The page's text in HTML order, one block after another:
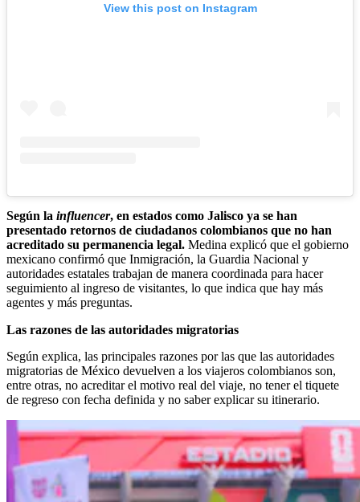
View this post on Instagram
Según la influencer, en estados como Jalisco ya se han
presentado retornos de ciudadanos colombianos que no han
acreditado su permanencia legal. Medina explicó que el gobierno
mexicano confirmó que Inmigración, la Guardia Nacional y
autoridades estatales trabajan de manera coordinada para hacer
seguimiento al ingreso de visitantes, lo que indica que hay más
agentes y más preguntas.
Las razones de las autoridades migratorias
Según explica, las principales razones por las que las autoridades
migratorias de México devuelven a los viajeros colombianos son,
entre otras, no acreditar el motivo real del viaje, no tener el tiquete
de regreso con fecha definida y no saber explicar su itinerario.